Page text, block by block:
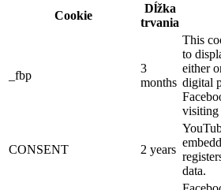
Cookie
Dĺžka
trvania
_fbp
3
months
This
to
either
digital
visiting
CONSENT 2 years
data.